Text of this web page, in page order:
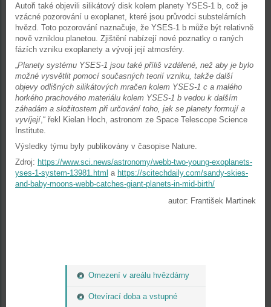
Omezení v areálu hvězdárny
Otevírací doba a vstupné
Autoři také objevili silikátový disk kolem planety YSES-1 b, což je
vzácné pozorování u exoplanet, které jsou průvodci substelárních
hvězd. Toto pozorování naznačuje, že YSES-1 b může být relativně
nově vzniklou planetou. Zjištění nabízejí nové poznatky o raných
fázích vzniku exoplanety a vývoji její atmosféry.
Planety systému YSES-1 jsou také příliš vzdálené, než aby je bylo
možné vysvětlit pomocí současných teorií vzniku, takže další
objevy odlišných silikátových mračen kolem YSES-1 c a malého
horkého prachového materiálu kolem YSES-1 b vedou k dalším
záhadám a složitostem při určování toho, jak se planety formují a
vyvíjejí,“ řekl Kielan Hoch, astronom ze Space Telescope Science
Institute.
Výsledky týmu byly publikovány v časopise Nature.
Zdroj: https://www.sci.news/astronomy/webb-two-young-exoplanets-
yses-1-system-13981.html a https://scitechdaily.com/sandy-skies-
and-baby-moons-webb-catches-giant-planets-in-mid-birth/
autor: František Martinek